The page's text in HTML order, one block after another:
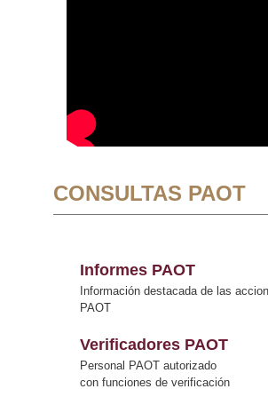
CONSULTAS PAOT
Informes PAOT
Información destacada de las
PAOT
Verificadores PAOT
Personal PAOT autorizado
con funciones de verificación